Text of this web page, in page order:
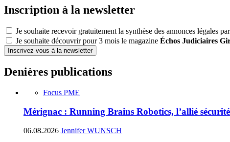
Inscription à la newsletter
Je souhaite recevoir gratuitement la synthèse des annonces légales
Je souhaite découvrir pour 3 mois le magazine Échos Judiciaires
Inscrivez-vous à la newsletter
Denières publications
Focus PME
Mérignac : Running Brains Robotics, l’allié sécurité
06.08.2026 Jennifer WUNSCH